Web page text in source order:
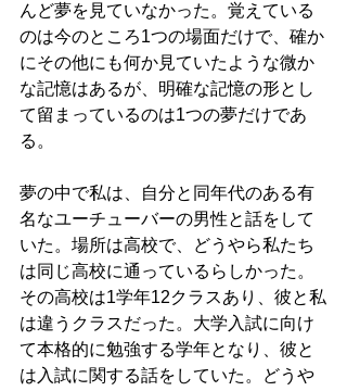
んど夢を見ていなかった。覚えている
のは今のところ1つの場面だけで、確か
にその他にも何か見ていたような微か
な記憶はあるが、明確な記憶の形とし
て留まっているのは1つの夢だけであ
る。
夢の中で私は、自分と同年代のある有
名なユーチューバーの男性と話をして
いた。場所は高校で、どうやら私たち
は同じ高校に通っているらしかった。
その高校は1学年12クラスあり、彼と私
は違うクラスだった。大学入試に向け
て本格的に勉強する学年となり、彼と
は入試に関する話をしていた。どうや